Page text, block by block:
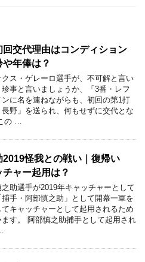
回交代理由はコンディション
年俸は？
クス・ゲレーロ選手が、不可解と言い
珍事と言いましょうか、「3番・レフ
ンに名を連ねながらも、初回の第1打
野」を送られ、何もせずに交代とな
の …
2019怪我との戦い｜復帰い
ャー起用は？
之助選手が2019年キャッチャーとして
手・阿部慎之助」として開幕一軍を
てキャッチャーとして起用されるため
す。 阿部慎之助捕手として起用され